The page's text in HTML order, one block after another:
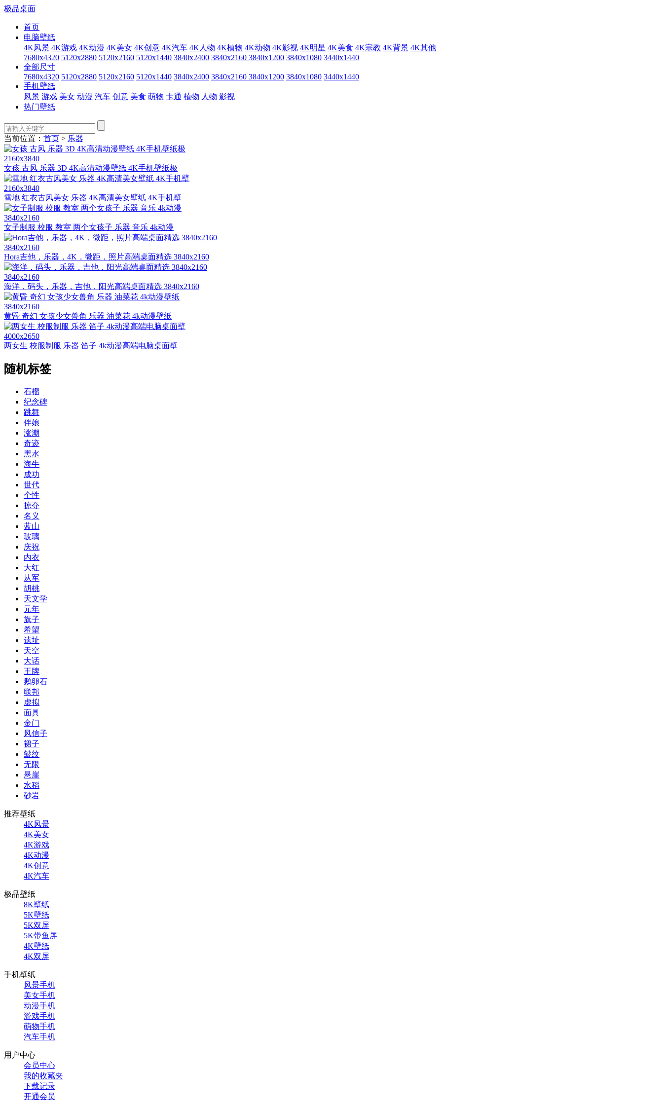
极品桌面
首页
电脑壁纸
4K风景 4K游戏 4K动漫 4K美女 4K创意 4K汽车 4K人物 4K植物 4K动物 4K影视 4K明星 4K美食 4K宗教 4K背景 4K其他
7680x4320 5120x2880 5120x2160 5120x1440 3840x2400 3840x2160 3840x1200 3840x1080 3440x1440
全部尺寸
7680x4320 5120x2880 5120x2160 5120x1440 3840x2400 3840x2160 3840x1200 3840x1080 3440x1440
手机壁纸
风景 游戏 美女 动漫 汽车 创意 美食 萌物 卡通 植物 人物 影视
热门壁纸
当前位置： 首页 > 乐器
2160x3840
女孩 古风 乐器 3D 4K高清动漫壁纸 4K手机壁纸极
2160x3840
雪地 红衣古风美女 乐器 4K高清美女壁纸 4K手机壁
3840x2160
女子制服 校服 教室 两个女孩子 乐器 音乐 4k动漫
3840x2160
Hora吉他，乐器，4K，微距，照片高端桌面精选 3840x2160
3840x2160
海洋，码头，乐器，吉他，阳光高端桌面精选 3840x2160
3840x2160
黄昏 奇幻 女孩少女兽角 乐器 油菜花 4k动漫壁纸
4000x2650
两女生 校服制服 乐器 笛子 4k动漫高端电脑桌面壁
随机标签
石榴
纪念碑
跳舞
伴娘
涨潮
奇迹
黑水
海牛
成功
世代
个性
掠夺
名义
蓝山
玻璃
庆祝
内衣
大红
从军
胡桃
天文学
元年
旗子
希望
遗址
天空
大话
王牌
鹅卵石
联邦
虚拟
面具
金门
风信子
裙子
皱纹
无限
悬崖
水稻
砂岩
推荐壁纸
4K风景
4K美女
4K游戏
4K动漫
4K创意
4K汽车
极品壁纸
8K壁纸
5K壁纸
5K双屏
5K带鱼屏
4K壁纸
4K双屏
手机壁纸
风景手机
美女手机
动漫手机
游戏手机
萌物手机
汽车手机
用户中心
会员中心
我的收藏夹
下载记录
开通会员